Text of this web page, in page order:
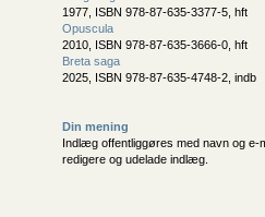
1977, ISBN 978-87-635-3377-5, hft
Opuscula
2010, ISBN 978-87-635-3666-0, hft
Breta saga
2025, ISBN 978-87-635-4748-2, indb
Din mening
Indlæg offentliggøres med navn og e-
redigere og udelade indlæg.